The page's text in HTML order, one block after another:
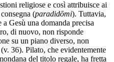
religiose e così attribuisce ai
(paradidōmi). Tuttavia,
Gesù una domanda precisa
di nuovo, non risponde
su un piano diverso, non
36). Pilato, che evidentemente
del titolo regale, ha fretta